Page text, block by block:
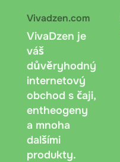
Vivadzen.com
VivaDzen je
váš
důvěryhodný
internetový
obchod s čaji,
entheogeny
a mnoha
dalšími
produkty.